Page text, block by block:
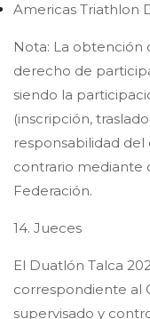
Americas Triathlon
Nota: La obtención
derecho de
siendo la
(inscripción,
responsabilidad del
contrario mediante
Federación.
14. Jueces
El Duatlón Talca
correspondiente al
supervisado y